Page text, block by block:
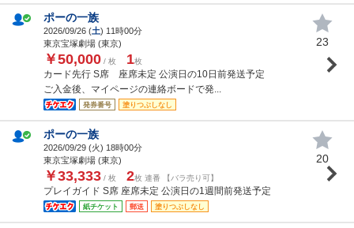
ポーの一族
2026/09/26 (土) 11時00分
東京宝塚劇場 (東京)
￥50,000 / 枚 1枚
カード先行 S席 座席未定 公演日の10日前発送予定
ご入金後、マイページの連絡ボードで発...
発券番号 塗りつぶしなし
23
ポーの一族
2026/09/29 (火) 18時00分
東京宝塚劇場 (東京)
￥33,333 / 枚 2枚 連番 【バラ売り可】
プレイガイド S席 座席未定 公演日の1週間前発送予定
紙チケット 郵送 塗りつぶしなし
20